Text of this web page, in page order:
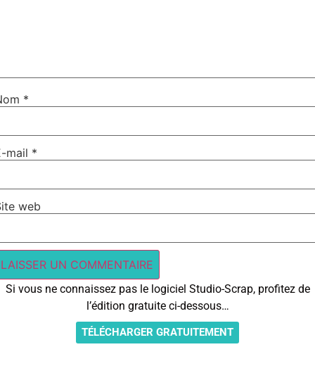
*
mail *
web
Si vous ne connaissez pas le logiciel Studio-Scrap, profitez de
l’édition gratuite ci-dessous…
TÉLÉCHARGER GRATUITEMENT